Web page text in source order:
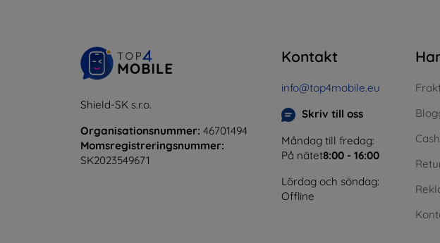
Shield-SK s.r.o.
Organisationsnummer: 46701494
Momsregistreringsnummer:
SK2023549671
Kontakt
info@top4mobile.eu
Skriv till oss
Måndag till fredag:
På nätet8:00 - 16:00
Lördag och söndag:
Offline